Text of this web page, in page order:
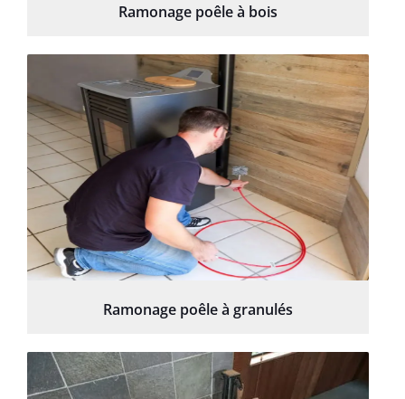
Ramonage poêle à bois
Ramonage poêle à granulés